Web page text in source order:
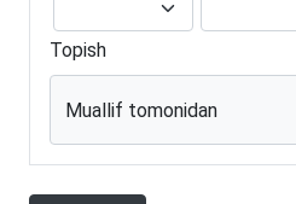
Topish
Muallif tomonidan